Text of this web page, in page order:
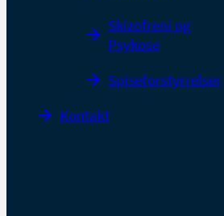
Skizofreni og
Psykose
Spiseforstyrrelser
Kontakt